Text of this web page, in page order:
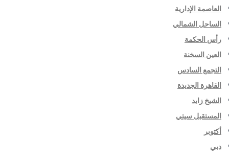
العاصمة الإدارية
الساحل الشمالي
رأس الحكمة
العين السخنة
التجمع السادس
القاهرة الجديدة
الشيخ زايد
المستقبل سيتي
أكتوبر
دبي